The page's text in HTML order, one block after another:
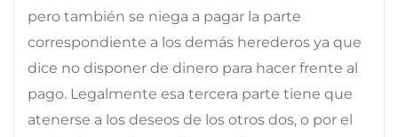
pero también se niega a pagar la parte
correspondiente a los demás herederos ya que
dice no disponer de dinero para hacer frente al
pago. Legalmente esa tercera parte tiene que
atenerse a los deseos de los otros dos, o por el